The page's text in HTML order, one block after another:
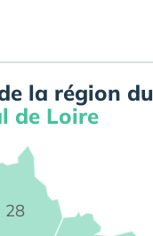
la région du
de Loire
28